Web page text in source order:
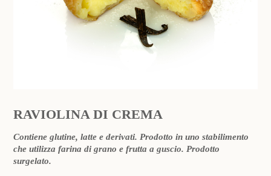
RAVIOLINA DI CREMA
Contiene glutine, latte e derivati. Prodotto in uno stabilimento
che utilizza farina di grano e frutta a guscio. Prodotto
surgelato.